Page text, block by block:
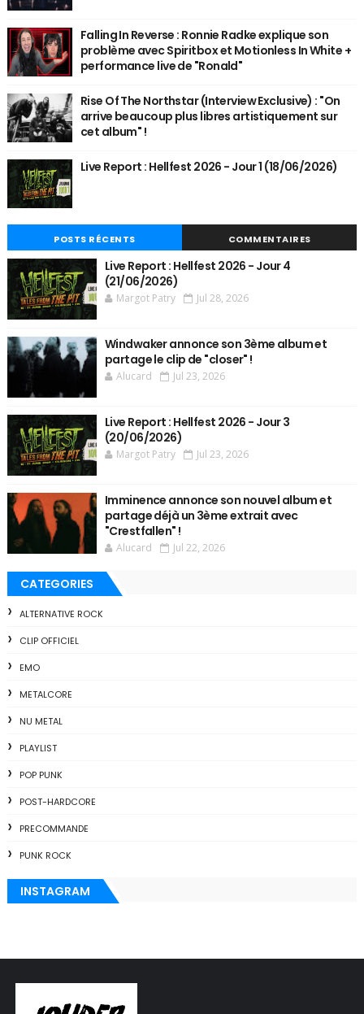
Falling In Reverse : Ronnie Radke explique son
problème avec Spiritbox et Motionless In White +
performance live de "Ronald"
Rise Of The Northstar (Interview Exclusive) : "On
arrive beaucoup plus libres artistiquement sur
cet album" !
Live Report : Hellfest 2026 - Jour 1 (18/06/2026)
POSTS RÉCENTS COMMENTAIRES
Live Report : Hellfest 2026 - Jour 4
(21/06/2026)
Margot Patry Jul 28, 2026
Windwaker annonce son 3ème album et
partage le clip de "closer" !
Alucard Jul 23, 2026
Live Report : Hellfest 2026 - Jour 3
(20/06/2026)
Margot Patry Jul 23, 2026
Imminence annonce son nouvel album et
partage déjà un 3ème extrait avec
"Crestfallen" !
Alucard Jul 22, 2026
CATEGORIES
ALTERNATIVE ROCK
CLIP OFFICIEL
EMO
METALCORE
NU METAL
PLAYLIST
POP PUNK
POST-HARDCORE
PRECOMMANDE
PUNK ROCK
INSTAGRAM